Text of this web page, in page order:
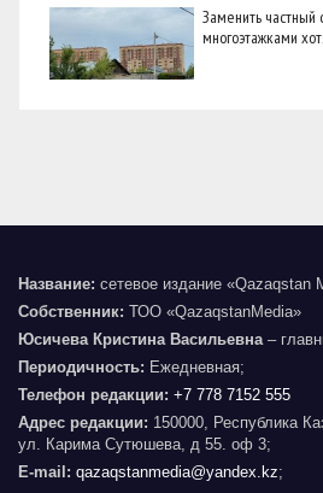
Заменить
многоэтажками
Название: сетевое издание «Qazaqstan
Собственник: ТОО «QazaqstanMedia»
Юсичева Кристина Васильевна –
Периодичность: Ежедневная;
Телефон редакции: +7 778 7152 555
Адрес редакции: 150000, Республика
ул. Карима Сутюшева, д 55. оф 3;
E-mail: qazaqstanmedia@yandex.kz;